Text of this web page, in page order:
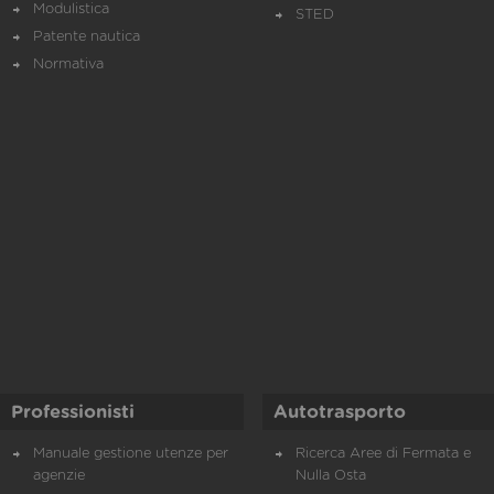
Modulistica
Patente nautica
Normativa
STED
Professionisti
Manuale gestione utenze per
agenzie
Autotrasporto
Ricerca Aree di Fermata e
Nulla Osta